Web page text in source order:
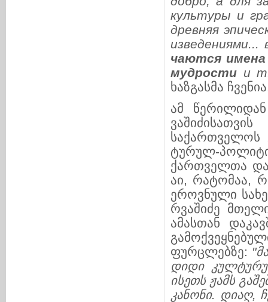
культуры и
древ­няя
изведе­ни­я­ми...
чаются име­на
мудрости и
ხაზგასმა
ამ
საქართველოს
ტურულ-
ქარ­თველთა
აი, რატომაა,
ეროვნული
რ­ვაშიძე
ამასთან
ფურცლებზე: "
დიდი კულტურუ
ისეთს ჟამს
კანონი. დიაღ,